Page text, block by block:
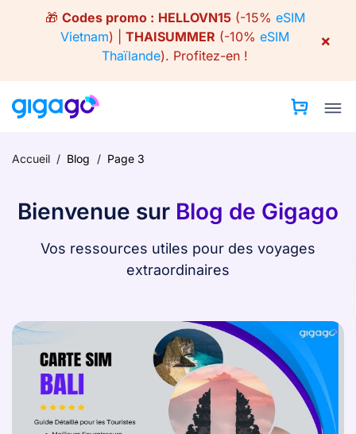
🎁 Codes promo : HELLOVN15(-15% eSIM
Vietnam) | THAISUMMER (-10% eSIM
Thaïlande). Profitez-en !
×
Accueil / Blog / Page 3
Bienvenue sur Blog de Gigago
Vos ressources utiles pour des voyages
extraordinaires